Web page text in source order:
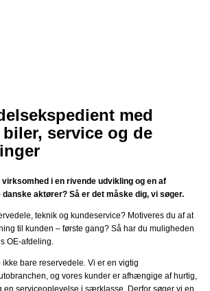
med
service og de
i en rivende udvikling og en af
aktører? Så er det måske dig, vi søger.
teknik og kundeservice? Motiveres du af at
til kunden – første gang? Så har du muligheden
OE-afdeling.
bare reservedele. Vi er en vigtig
og vores kunder er afhængige af hurtig,
en serviceoplevelse i særklasse. Derfor søger vi en